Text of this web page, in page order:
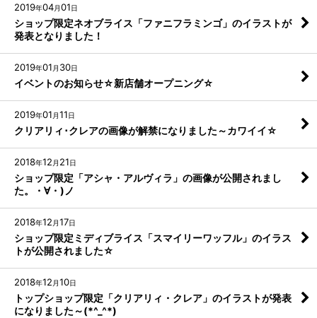
2019年04月01日
ショップ限定ネオブライス「ファニフラミンゴ」のイラストが
発表となりました！
2019年01 月 30日
イベントのお知らせ☆新店舗オープニング☆
2019年01 月11日
クリアリィ･クレアの画像が解禁になりました～カワイイ☆
2018年12 月 21日
ショップ限定「アシャ・アルヴィラ」の画像が公開されまし
た。・∀・)ノ
2018年12 月17日
ショップ限定ミディブライス「スマイリーワッフル」のイラス
トが公開されました☆
2018年12 月10日
トップショップ限定「クリアリィ・クレア」のイラストが発表
になりました～(*^_^*)